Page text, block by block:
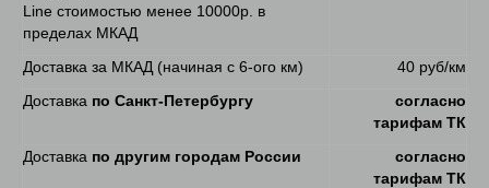
Line стоимостью менее 10000р. в
пределах МКАД
Доставка за МКАД (начиная с 6-ого км)
40 руб/км
Доставка по Санкт-Петербургу
согласно
тарифам ТК
Доставка по другим городам России
согласно
тарифам ТК